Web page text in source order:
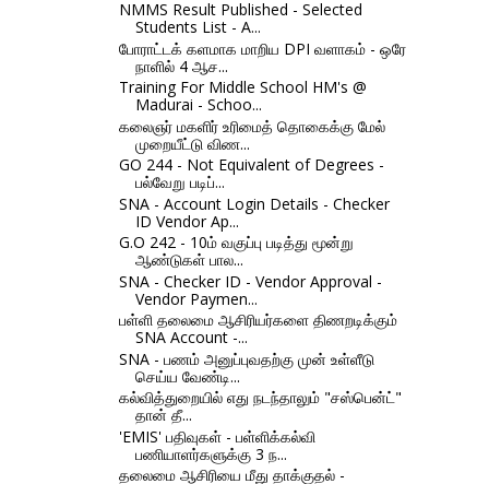
NMMS Result Published - Selected
Students List - A...
போராட்டக் களமாக மாறிய DPI வளாகம் - ஒரே
நாளில் 4 ஆச...
Training For Middle School HM's @
Madurai - Schoo...
கலைஞர் மகளிர் உரிமைத் தொகைக்கு மேல்
முறையீட்டு விண...
GO 244 - Not Equivalent of Degrees -
பல்வேறு படிப்...
SNA - Account Login Details - Checker
ID Vendor Ap...
G.O 242 - 10ம் வகுப்பு படித்து மூன்று
ஆண்டுகள் பால...
SNA - Checker ID - Vendor Approval -
Vendor Paymen...
பள்ளி தலைமை ஆசிரியர்களை திணறடிக்கும்
SNA Account -...
SNA - பணம் அனுப்புவதற்கு முன் உள்ளீடு
செய்ய வேண்டி...
கல்வித்துறையில் எது நடந்தாலும் "சஸ்பென்ட்"
தான் தீ...
'EMIS' பதிவுகள் - பள்ளிக்கல்வி
பணியாளர்களுக்கு 3 ந...
தலைமை ஆசிரியை மீது தாக்குதல் -